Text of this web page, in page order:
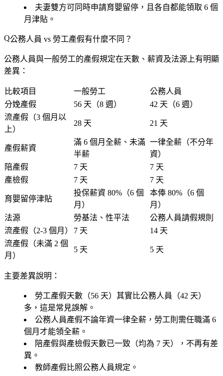
夫妻雙方可同時申請育嬰留停，且各自都能領取 6 個
月津貼。
公務人員 vs 勞工產假有什麼不同？
公務人員與一般勞工的產假規定在天數、薪資及法源上有明顯
差異：
比較項目 一般勞工
公務人員
分娩產假
56 天 （8 週） 42 天 （6 週）
流產假（3 個月以
上）
28 天 21 天
產假薪資
滿 6 個月全薪、未滿
半薪
一律全薪 （不分年
資）
陪產假
7 天
7 天
產檢假
7 天 7 天
育嬰留停津貼
投保薪資 80%（6 個
月）
本俸 80%（6 個
月）
法源
勞基法、性平法
公務人員請假規則
流產假（2-3 個月）
7 天
14 天
流產假（未滿 2 個
月）
5 天 5 天
主要差異說明：
勞工產假天數（56 天）其實比公務人員（42 天）
多，這是常見誤解。
公務人員產假不論年資一律全薪，勞工則需任職滿 6
個月才能領全薪。
陪產假與產檢假天數已一致（均為 7 天），不再有差
異。
教師產假比照公務人員規定。